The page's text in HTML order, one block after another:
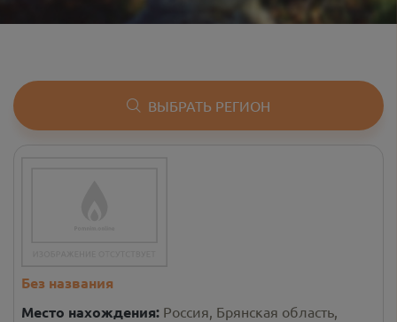
ВЫБРАТЬ РЕГИОН
Без названия
Место нахождения: Россия, Брянская область,